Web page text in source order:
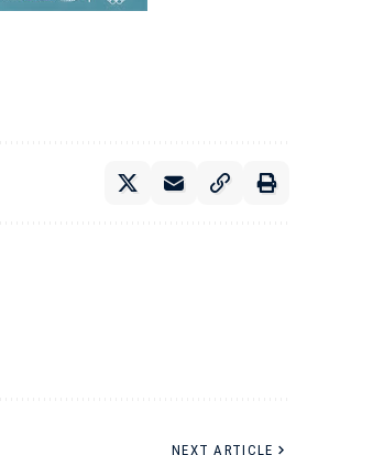
NEXT ARTICLE